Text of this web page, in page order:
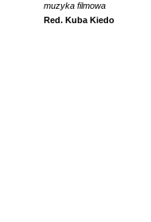
muzyka filmowa
Red. Kuba Kiedo